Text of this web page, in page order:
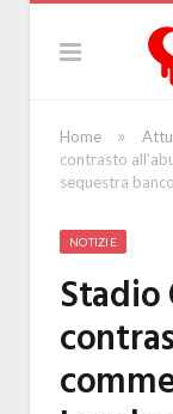
Home »
contrasto
sequestra
NOTIZIE